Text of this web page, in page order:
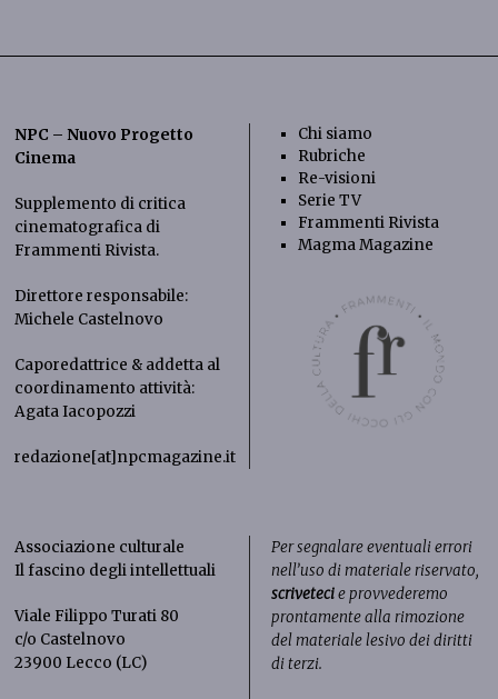
NPC – Nuovo Progetto
Cinema
Supplemento di critica
cinematografica di
Frammenti Rivista.
Direttore responsabile:
Michele Castelnovo
Caporedattrice & addetta al
coordinamento attività:
Agata Iacopozzi
redazione[at]npcmagazine.it
Chi siamo
Rubriche
Re-visioni
Serie TV
Frammenti Rivista
Magma Magazine
Associazione culturale
Il fascino degli intellettuali
Viale Filippo Turati 80
c/o Castelnovo
23900 Lecco (LC)
Per segnalare eventuali errori
nell’uso di materiale riservato,
scrivetecie provvederemo
prontamente alla rimozione
del materiale lesivo dei diritti
di terzi.